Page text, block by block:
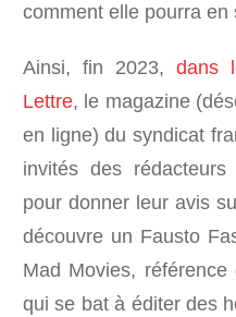
comment elle pourra en
Ainsi, fin 2023, dans
Lettre, le magazine
en ligne) du syndicat
invités des
pour donner leur avis
découvre un Fausto
Mad Movies,
qui se bat à éditer des